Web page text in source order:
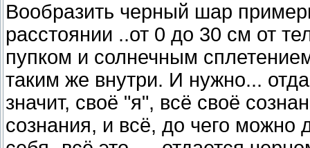
Вообразить черный шар
расстоянии ..от 0 до 30 см от
пупком и солнечным
таким же внутри. И нужно...
значит, своё "я", всё своё
сознания, и всё, до чего можно